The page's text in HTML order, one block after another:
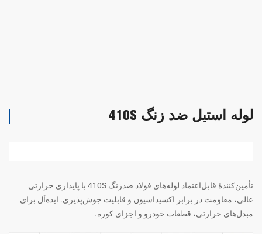
لوله استیل ضد زنگ 410S
تأمین‌کنندهٔ قابل‌اعتماد لوله‌های فولاد ضدزنگ 410S با پایداری حرارتی
عالی، مقاومت در برابر اکسیداسیون و قابلیت جوش‌پذیری. ایده‌آل برای
مبدل‌های حرارتی، قطعات خودرو و اجزای کوره.